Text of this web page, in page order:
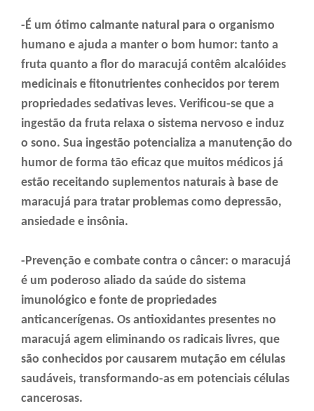
-É um ótimo calmante natural para o organismo
humano e ajuda a manter o bom humor: tanto a
fruta quanto a flor do maracujá contêm alcalóides
medicinais e fitonutrientes conhecidos por terem
propriedades sedativas leves. Verificou-se que a
ingestão da fruta relaxa o sistema nervoso e induz
o sono. Sua ingestão potencializa a manutenção do
humor de forma tão eficaz que muitos médicos já
estão receitando suplementos naturais à base de
maracujá para tratar problemas como depressão,
ansiedade e insônia.
-Prevenção e combate contra o câncer: o maracujá
é um poderoso aliado da saúde do sistema
imunológico e fonte de propriedades
anticancerígenas. Os antioxidantes presentes no
maracujá agem eliminando os radicais livres, que
são conhecidos por causarem mutação em células
saudáveis, transformando-as em potenciais células
cancerosas.